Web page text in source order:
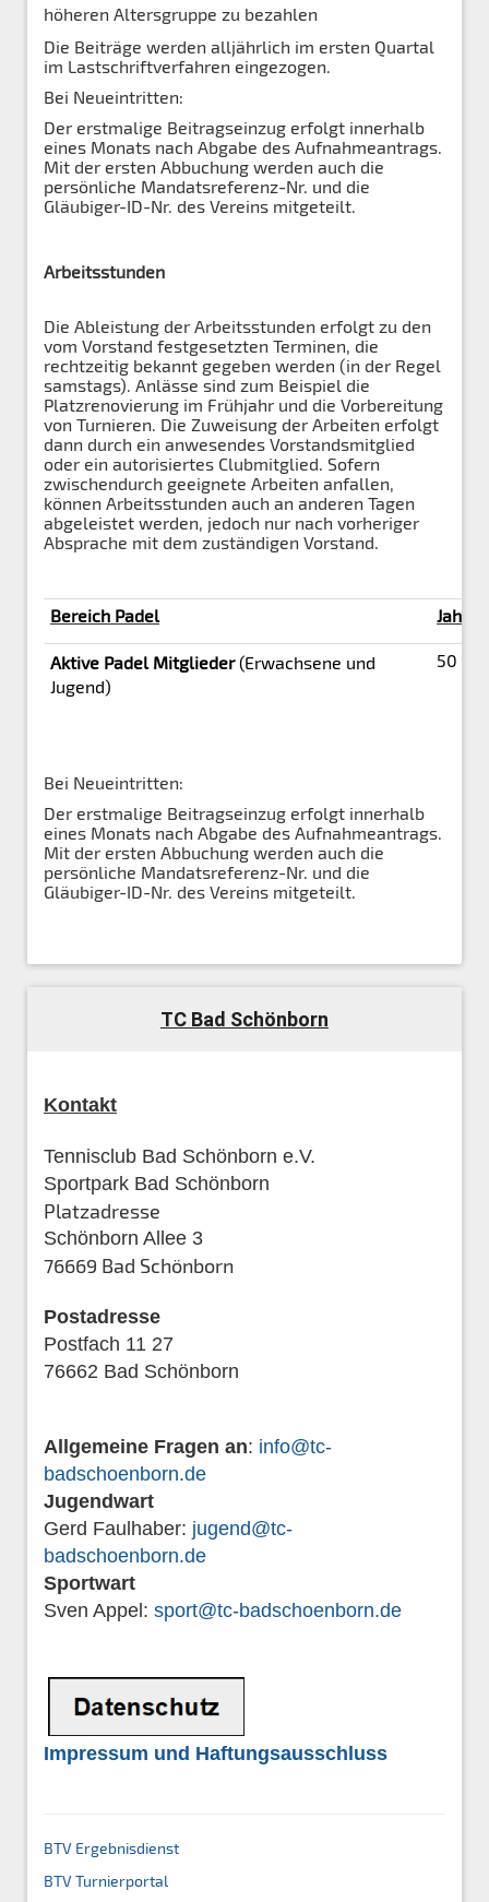
höheren Altersgruppe zu bezahlen
Die Beiträge werden alljährlich im ersten Quartal
im Lastschriftverfahren eingezogen.
Bei Neueintritten:
Der erstmalige Beitragseinzug erfolgt innerhalb
eines Monats nach Abgabe des Aufnahmeantrags.
Mit der ersten Abbuchung werden auch die
persönliche Mandatsreferenz-Nr. und die
Gläubiger-ID-Nr. des Vereins mitgeteilt.
Arbeitsstunden
Die Ableistung der Arbeitsstunden erfolgt zu den
vom Vorstand festgesetzten Terminen, die
rechtzeitig bekannt gegeben werden (in der Regel
samstags). Anlässe sind zum Beispiel die
Platzrenovierung im Frühjahr und die Vorbereitung
von Turnieren. Die Zuweisung der Arbeiten erfolgt
dann durch ein anwesendes Vorstandsmitglied
oder ein autorisiertes Clubmitglied. Sofern
zwischendurch geeignete Arbeiten anfallen,
können Arbeitsstunden auch an anderen Tagen
abgeleistet werden, jedoch nur nach vorheriger
Absprache mit dem zuständigen Vorstand.
Bereich Padel
Aktive Padel Mitglieder(Erwachsene und
Jugend)
50 €
Bei Neueintritten:
Der erstmalige Beitragseinzug erfolgt innerhalb
eines Monats nach Abgabe des Aufnahmeantrags.
Mit der ersten Abbuchung werden auch die
persönliche Mandatsreferenz-Nr. und die
Gläubiger-ID-Nr. des Vereins mitgeteilt.
TC Bad Schönborn
Kontakt
Tennisclub Bad Schönborn e.V.
Sportpark Bad Schönborn
Platzadresse
Schönborn Allee 3
76669 Bad Schönborn
Postadresse
Postfach 11 27
76662 Bad Schönborn
Allgemeine Fragen an: info@tc-
badschoenborn.de
Jugendwart
Gerd Faulhaber: jugend@tc-
badschoenborn.de
Sportwart
Sven Appel: sport@tc-badschoenborn.de
Impressum und Haftungsausschluss
BTV Ergebnisdienst
BTV Turnierportal